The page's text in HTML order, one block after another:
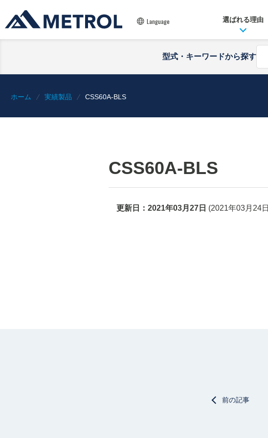
Language 選ばれる理由
型式・キーワードから探す
ホーム 実績製品 CSS60A-BLS
CSS60A-BLS
更新日： 2021年03月27日 (2021年03月24日
前の記事